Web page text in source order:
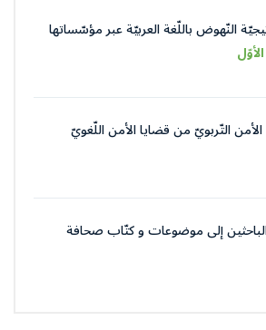
النّهوض باللّغة العربيّة عبر مؤسّساتها
الاصطناعيّ
التّربويّ من قضايا الأمن اللّغويّ
الباحثين إلى موضوعات و كتّاب صحافة